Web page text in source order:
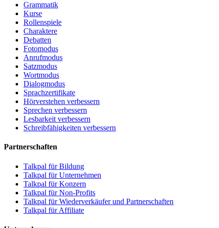
Grammatik
Kurse
Rollenspiele
Charaktere
Debatten
Fotomodus
Anrufmodus
Satzmodus
Wortmodus
Dialogmodus
Sprachzertifikate
Hörverstehen verbessern
Sprechen verbessern
Lesbarkeit verbessern
Schreibfähigkeiten verbessern
Partnerschaften
Talkpal für Bildung
Talkpal für Unternehmen
Talkpal für Konzern
Talkpal für Non-Profits
Talkpal für Wiederverkäufer und Partnerschaften
Talkpal für Affiliate